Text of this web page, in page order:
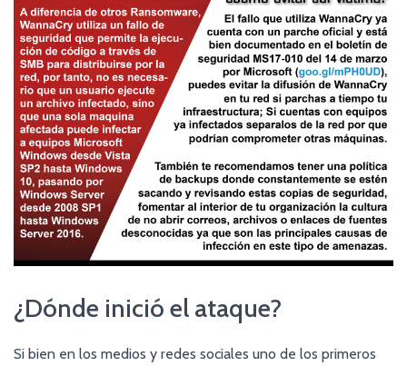
¿Dónde inició el ataque?
Si bien en los medios y redes sociales uno de los primeros